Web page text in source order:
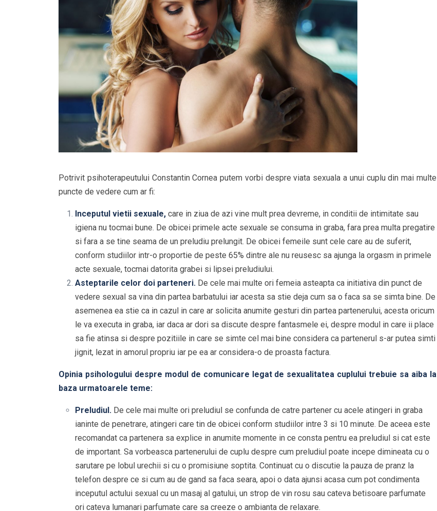
Potrivit psihoterapeutului Constantin Cornea putem vorbi despre viata sexuala a unui cuplu din mai multe
puncte de vedere cum ar fi:
Inceputul vietii sexuale, care in ziua de azi vine mult prea devreme, in conditii de intimitate sau
igiena nu tocmai bune. De obicei primele acte sexuale se consuma in graba, fara prea multa pregatire
si fara a se tine seama de un preludiu prelungit. De obicei femeile sunt cele care au de suferit,
conform studiilor intr-o proportie de peste 65% dintre ale nu reusesc sa ajunga la orgasm in primele
acte sexuale, tocmai datorita grabei si lipsei preludiului.
Asteptarile celor doi parteneri. De cele mai multe ori femeia asteapta ca initiativa din punct de
vedere sexual sa vina din partea barbatului iar acesta sa stie deja cum sa o faca sa se simta bine. De
asemenea ea stie ca in cazul in care ar solicita anumite gesturi din partea partenerului, acesta oricum
le va executa in graba, iar daca ar dori sa discute despre fantasmele ei, despre modul in care ii place
sa fie atinsa si despre pozitiile in care se simte cel mai bine considera ca partenerul s-ar putea simti
jignit, lezat in amorul propriu iar pe ea ar considera-o de proasta factura.
Opinia psihologului despre modul de comunicare legat de sexualitatea cuplului trebuie sa aiba la
baza urmatoarele teme:
Preludiul. De cele mai multe ori preludiul se confunda de catre partener cu acele atingeri in graba
ianinte de penetrare, atingeri care tin de obicei conform studiilor intre 3 si 10 minute. De aceea este
recomandat ca partenera sa explice in anumite momente in ce consta pentru ea preludiul si cat este
de important. Sa vorbeasca partenerului de cuplu despre cum preludiul poate incepe dimineata cu o
sarutare pe lobul urechii si cu o promisiune soptita. Continuat cu o discutie la pauza de pranz la
telefon despre ce si cum au de gand sa faca seara, apoi o data ajunsi acasa cum pot condimenta
inceputul actului sexual cu un masaj al gatului, un strop de vin rosu sau cateva betisoare parfumate
ori cateva lumanari parfumate care sa creeze o ambianta de relaxare.